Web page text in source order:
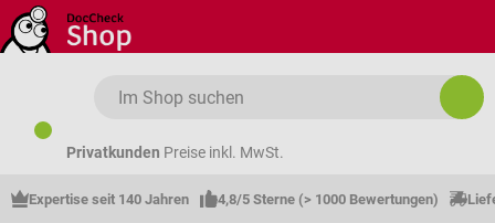
Zum Hauptinhalt springen
Privatkunden Preise inkl. MwSt.
Expertise seit 140 Jahren 4,8/5 Sterne (> 1000 Bewertungen)